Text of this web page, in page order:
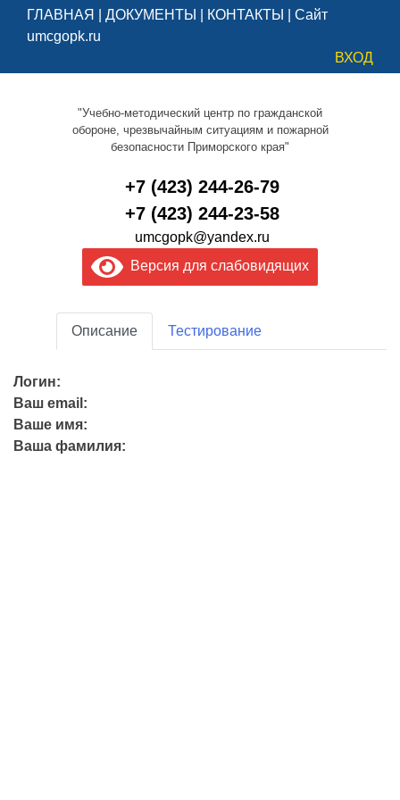
ГЛАВНАЯ ДОКУМЕНТЫ КОНТАКТЫ
Сайт
umcgopk.ru
ВХОД
"Учебно-методический центр по гражданской
обороне, чрезвычайным ситуациям и пожарной
безопасности Приморского края"
+7 (423) 244-26-79
+7 (423) 244-23-58
umcgopk@yandex.ru
Версия для слабовидящих
Описание Тестирование
Логин:
Ваш email:
Ваше имя:
Ваша фамилия: